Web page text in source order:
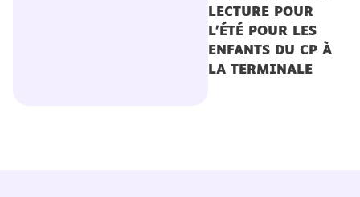
LECTURE POUR
L’ÉTÉ POUR LES
ENFANTS DU CP À
LA TERMINALE